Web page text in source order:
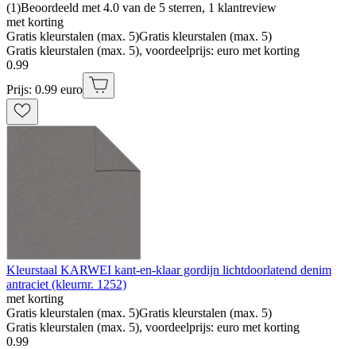
(1)Beoordeeld met 4.0 van de 5 sterren, 1 klantreview
met korting
Gratis kleurstalen (max. 5)Gratis kleurstalen (max. 5)
Gratis kleurstalen (max. 5), voordeelprijs: euro met korting
0.99
Prijs: 0.99 euro
Kleurstaal KARWEI kant-en-klaar gordijn lichtdoorlatend denim
antraciet (kleurnr. 1252)
met korting
Gratis kleurstalen (max. 5)Gratis kleurstalen (max. 5)
Gratis kleurstalen (max. 5), voordeelprijs: euro met korting
0.99